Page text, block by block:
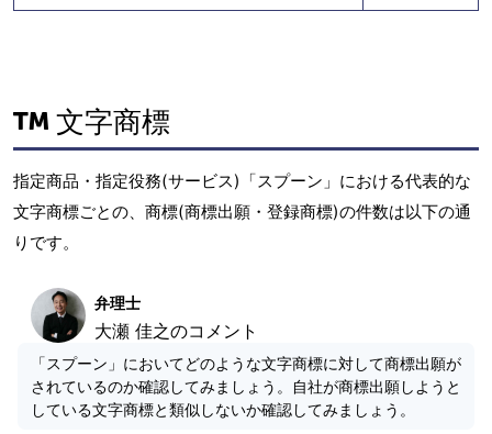
文字商標
指定商品・指定役務(サービス)「スプーン」における代表的な
文字商標ごとの、商標(商標出願・登録商標)の件数は以下の通
りです。
弁理士
大瀬 佳之のコメント
「スプーン」においてどのような文字商標に対して商標出願が
されているのか確認してみましょう。自社が商標出願しようと
している文字商標と類似しないか確認してみましょう。